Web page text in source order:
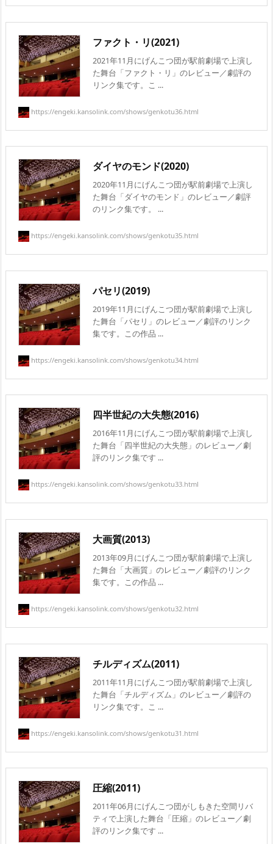
ファクト・リ(2021)
2021年11月にげんこつ団が駅前劇場で上演し
た舞台「ファクト・リ」のレビュー／劇評の
リンク集です。こ ...
https://engeki.kansolink.com/shows/genkotu36.html
ダイヤのモンド(2020)
2020年11月にげんこつ団が駅前劇場で上演し
た舞台「ダイヤのモンド」のレビュー／劇評
のリンク集です。 ...
https://engeki.kansolink.com/shows/genkotu35.html
パセリ(2019)
2019年11月にげんこつ団が駅前劇場で上演し
た舞台「パセリ」のレビュー／劇評のリンク
集です。この作品 ...
https://engeki.kansolink.com/shows/genkotu34.html
四半世紀の大失態(2016)
2016年11月にげんこつ団が駅前劇場で上演し
た舞台「四半世紀の大失態」のレビュー／劇
評のリンク集です ...
https://engeki.kansolink.com/shows/genkotu33.html
大画質(2013)
2013年09月にげんこつ団が駅前劇場で上演し
た舞台「大画質」のレビュー／劇評のリンク
集です。この作品 ...
https://engeki.kansolink.com/shows/genkotu32.html
チルディズム(2011)
2011年11月にげんこつ団が駅前劇場で上演し
た舞台「チルディズム」のレビュー／劇評の
リンク集です。こ ...
https://engeki.kansolink.com/shows/genkotu31.html
圧縮(2011)
2011年06月にげんこつ団がしもきた空間リバ
ティで上演した舞台「圧縮」のレビュー／劇
評のリンク集です ...